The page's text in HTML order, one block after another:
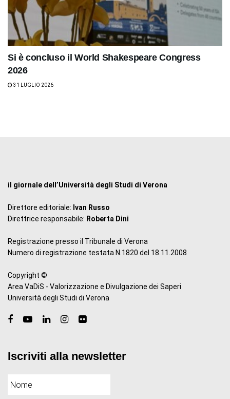
Si è concluso il World Shakespeare Congress
2026
31 LUGLIO 2026
il giornale dell’Università degli Studi di Verona
Direttore editoriale: Ivan Russo
Direttrice responsabile: Roberta Dini
Registrazione presso il Tribunale di Verona
Numero di registrazione testata N.1820 del 18.11.2008
Copyright ©
Area VaDiS - Valorizzazione e Divulgazione dei Saperi
Università degli Studi di Verona
Iscriviti alla newsletter